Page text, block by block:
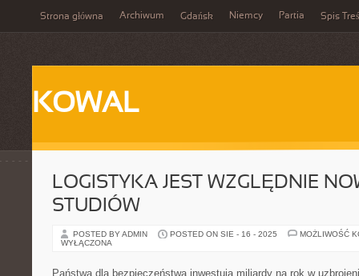
Strona główna Archiwum Gdańsk Niemcy Partia Spis
KOWAL
LOGISTYKA JEST WZGLĘDNIE
STUDIÓW
POSTED BY ADMIN POSTED ON SIE - 16 - 2025
MOŻLIWOŚĆ
WYŁĄCZONA
Państwa dla bezpieczeństwa inwestują miliardy na rok w